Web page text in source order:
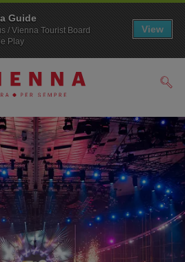
Guide
/ Vienna Tourist Board
Play
View